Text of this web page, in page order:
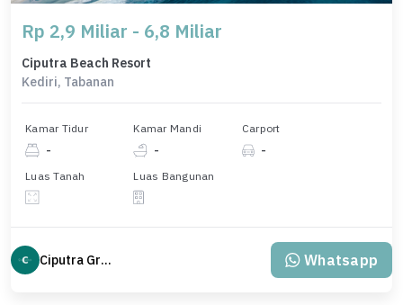
Rp 2,9 Miliar - 6,8 Miliar
Ciputra Beach Resort
Kediri, Tabanan
Kamar Tidur
-
Kamar Mandi
-
Carport
-
Luas Tanah Luas Bangunan
Ciputra Group Whatsapp